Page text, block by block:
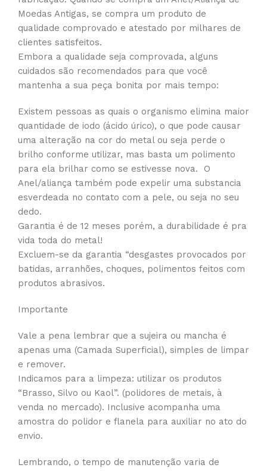
Moedas Antigas, se compra um produto de
qualidade comprovado e atestado por milhares de
clientes satisfeitos.
Embora a qualidade seja comprovada, alguns
cuidados são recomendados para que você
mantenha a sua peça bonita por mais tempo:
Existem pessoas as quais o organismo elimina maior
quantidade de iodo (ácido úrico), o que pode causar
uma alteração na cor do metal ou seja perde o
brilho conforme utilizar, mas basta um polimento
para ela brilhar como se estivesse nova. O
Anel/aliança também pode expelir uma substancia
esverdeada no contato com a pele, ou seja no seu
dedo.
Garantia é de 12 meses porém, a durabilidade é pra
vida toda do metal!
Excluem-se da garantia “desgastes provocados por
batidas, arranhões, choques, polimentos feitos com
produtos abrasivos.
Importante
Vale a pena lembrar que a sujeira ou mancha é
apenas uma (Camada Superficial), simples de limpar
e remover.
Indicamos para a limpeza: utilizar os produtos
“Brasso, Silvo ou Kaol”. (polidores de metais, à
venda no mercado). Inclusive acompanha uma
amostra do polidor e flanela para auxiliar no ato do
envio.
Lembrando, o tempo de manutenção varia de